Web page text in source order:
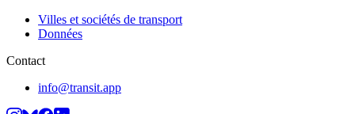
Villes et sociétés de transport
Données
Contact
info@transit.app